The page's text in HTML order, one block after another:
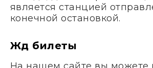
является станцией
конечной остановкой.
Жд билеты
На нашем сайте вы можете